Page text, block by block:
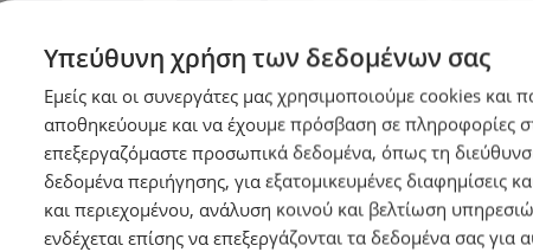
Υπεύθυνη χρήση των δεδομένων σας
Εμείς και οι συνεργάτες μας χρησιμοποιούμε cookies και
αποθηκεύουμε και να έχουμε πρόσβαση σε πληροφορίες
επεξεργαζόμαστε προσωπικά δεδομένα, όπως τη
δεδομένα περιήγησης, για εξατομικευμένες διαφημίσεις
και περιεχομένου, ανάλυση κοινού και βελτίωση
ενδέχεται επίσης να επεξεργάζονται τα δεδομένα σας για